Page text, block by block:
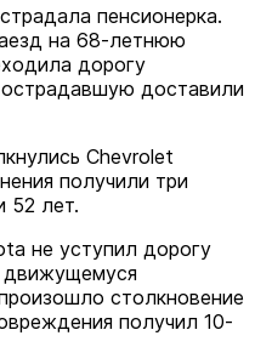
пенсионерка.
на 68-летнюю
дорогу
доставили
Chevrolet
получили три
52 лет.
не уступил дорогу
движущемуся
столкновение
получил 10-